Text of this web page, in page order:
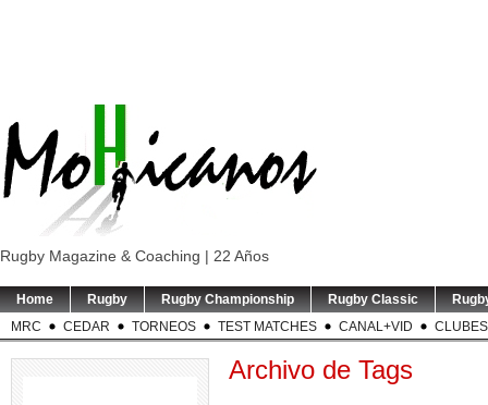
Rugby Magazine & Coaching | 22 Años
Home Rugby Rugby Championship Rugby Classic
MRC
CEDAR TORNEOS TEST MATCHES CANAL+VID CLUBES
Archivo de Tags